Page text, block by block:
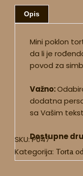
Opis
Mini poklon
da li je
povod za
Važno:
dodatna
sa Vašim
Dostupne
SKU:P047
Kategorija: Torta